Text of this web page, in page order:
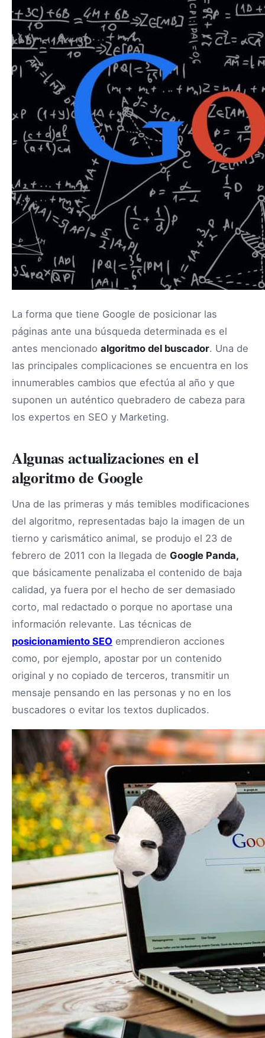
La forma que tiene Google de posicionar las
páginas ante una búsqueda determinada es el
antes mencionado algoritmo del buscador. Una de
las principales complicaciones se encuentra en los
innumerables cambios que efectúa al año y que
suponen un auténtico quebradero de cabeza para
los expertos en SEO y Marketing.
Algunas actualizaciones en el
algoritmo de Google
Una de las primeras y más temibles modificaciones
del algoritmo, representadas bajo la imagen de un
tierno y carismático animal, se produjo el 23 de
febrero de 2011 con la llegada de Google Panda,
que básicamente penalizaba el contenido de baja
calidad, ya fuera por el hecho de ser demasiado
corto, mal redactado o porque no aportase una
información relevante. Las técnicas de
posicionamiento SEO emprendieron acciones
como, por ejemplo, apostar por un contenido
original y no copiado de terceros, transmitir un
mensaje pensando en las personas y no en los
buscadores o evitar los textos duplicados.